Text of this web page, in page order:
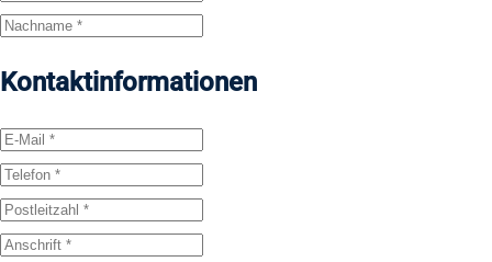
Kontaktinformationen